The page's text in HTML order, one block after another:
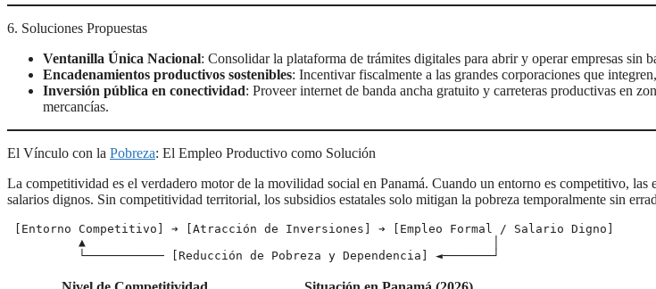
6. Soluciones Propuestas
Ventanilla Única Nacional: Consolidar la plataforma de trámites digitales para abrir y operar empresas sin
Encadenamientos productivos sostenibles: Incentivar fiscalmente a las grandes corporaciones que
Inversión pública en conectividad: Proveer internet de banda ancha gratuito y carreteras productivas en
mercancías.
El Vínculo con la Pobreza: El Empleo Productivo como Solución
La competitividad es el verdadero motor de la movilidad social en Panamá. Cuando un entorno es competitivo, las
salarios dignos. Sin competitividad territorial, los subsidios estatales solo mitigan la pobreza temporalmente sin